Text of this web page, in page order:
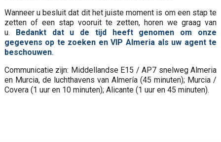
Wanneer u besluit dat dit het juiste moment is om een stap te
zetten of een stap vooruit te zetten, horen we graag van
u. Bedankt dat u de tijd heeft genomen om onze
gegevens op te zoeken en VIP Almeria als uw agent te
beschouwen.
Communicatie zijn: Middellandse E15 / AP7 snelweg Almeria
en Murcia, de luchthavens van Almería (45 minuten); Murcia /
Covera (1 uur en 10 minuten); Alicante (1 uur en 45 minuten).